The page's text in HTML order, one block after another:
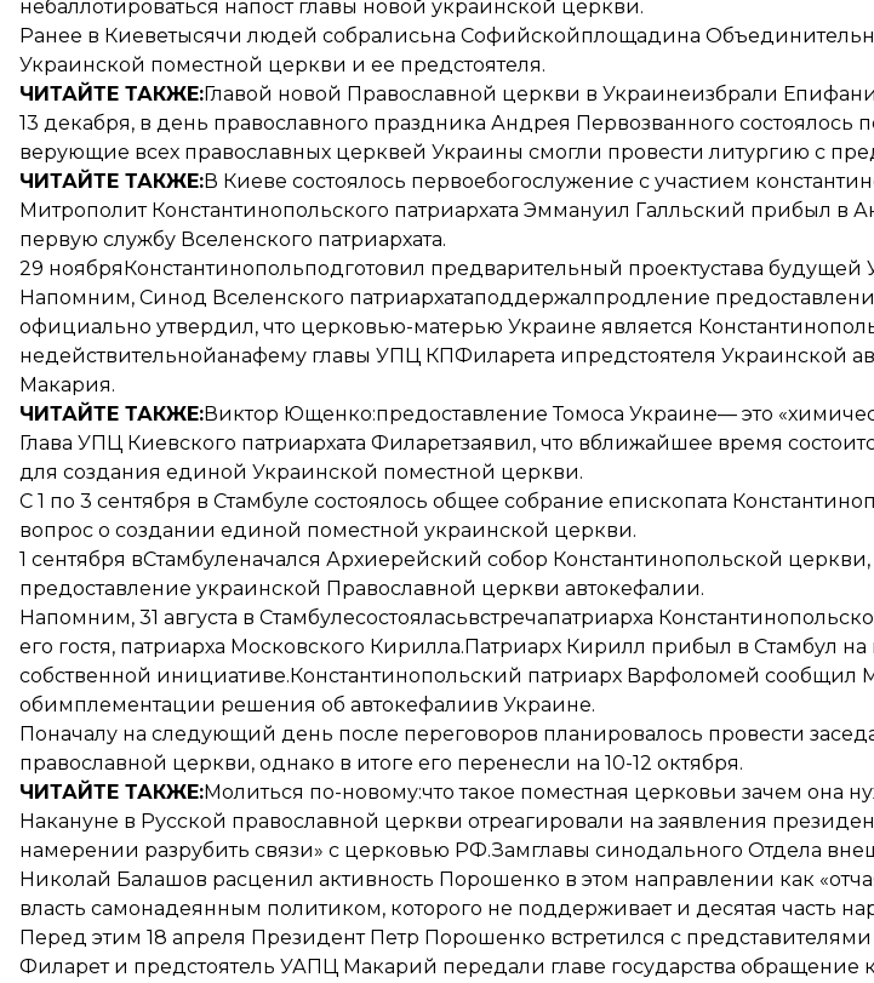
небаллотироваться напост главы новой украинской церкви.
Ранее в Киеветысячи людей собралисьна Софийскойплощадина
Украинской поместной церкви и ее предстоятеля.
ЧИТАЙТЕ ТАКЖЕ:Главой новой Православной церкви в Украинеизбрали
13 декабря, в день православного праздника Андрея Первозванного состоялось
верующие всех православных церквей Украины смогли провести литургию с
ЧИТАЙТЕ ТАКЖЕ:В Киеве состоялось первоебогослужение с участием
Митрополит Константинопольского патриархата Эммануил Галльский прибыл в
первую службу Вселенского патриархата.
29 ноябряКонстантинопольподготовил предварительный проектустава будущей
Напомним, Синод Вселенского патриархатаподдержалпродление
официально утвердил, что церковью-матерью Украине является
недействительнойанафему главы УПЦ КПФиларета ипредстоятеля Украинской
Макария.
ЧИТАЙТЕ ТАКЖЕ:Виктор Ющенко:предоставление Томоса Украине— это
Глава УПЦ Киевского патриархата Филаретзаявил, что вближайшее время
для создания единой Украинской поместной церкви.
С 1 по 3 сентября в Стамбуле состоялось общее собрание епископата
вопрос о создании единой поместной украинской церкви.
1 сентября вСтамбуленачался Архиерейский собор Константинопольской церкви
предоставление украинской Православной церкви автокефалии.
Напомним, 31 августа в Стамбулесостояласьвстречапатриарха
его гостя, патриарха Московского Кирилла.Патриарх Кирилл прибыл в Стамбул
собственной инициативе.Константинопольский патриарх Варфоломей сообщил
обимплементации решения об автокефалиив Украине.
Поначалу на следующий день после переговоров планировалось провести
православной церкви, однако в итоге его перенесли на 10-12 октября.
ЧИТАЙТЕ ТАКЖЕ:Молиться по-новому:что такое поместная церковьи зачем она
Накануне в Русской православной церкви отреагировали на заявления
намерении разрубить связи» с церковью РФ.Замглавы синодального Отдела
Николай Балашов расценил активность Порошенко в этом направлении как
власть самонадеянным политиком, которого не поддерживает и десятая часть
Перед этим 18 апреля Президент Петр Порошенко встретился с
Филарет и предстоятель УАПЦ Макарий передали главе государства обращение